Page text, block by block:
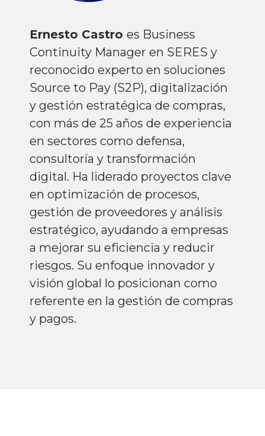
Ernesto Castro es Business
Continuity Manager en SERES y
reconocido experto en soluciones
Source to Pay (S2P), digitalización
y gestión estratégica de compras,
con más de 25 años de experiencia
en sectores como defensa,
consultoría y transformación
digital. Ha liderado proyectos clave
en optimización de procesos,
gestión de proveedores y análisis
estratégico, ayudando a empresas
a mejorar su eficiencia y reducir
riesgos. Su enfoque innovador y
visión global lo posicionan como
referente en la gestión de compras
y pagos.